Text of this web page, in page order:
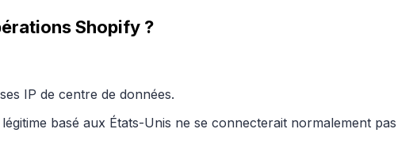
Shopify ?
IP de centre de données.
basé aux États-Unis ne se connecterait normalement pas